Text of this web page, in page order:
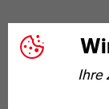
Ihre